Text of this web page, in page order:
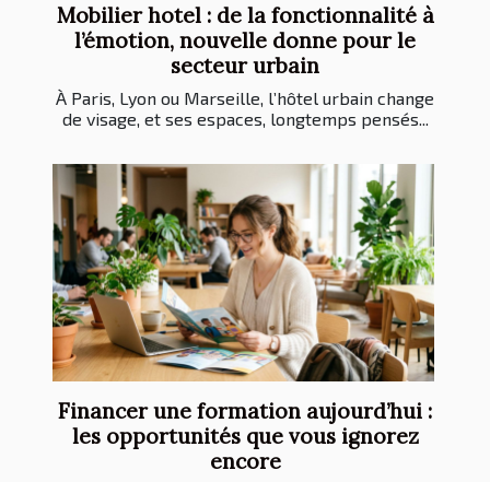
Mobilier hotel : de la fonctionnalité à
l’émotion, nouvelle donne pour le
secteur urbain
À Paris, Lyon ou Marseille, l’hôtel urbain change
de visage, et ses espaces, longtemps pensés...
Financer une formation aujourd’hui :
les opportunités que vous ignorez
encore